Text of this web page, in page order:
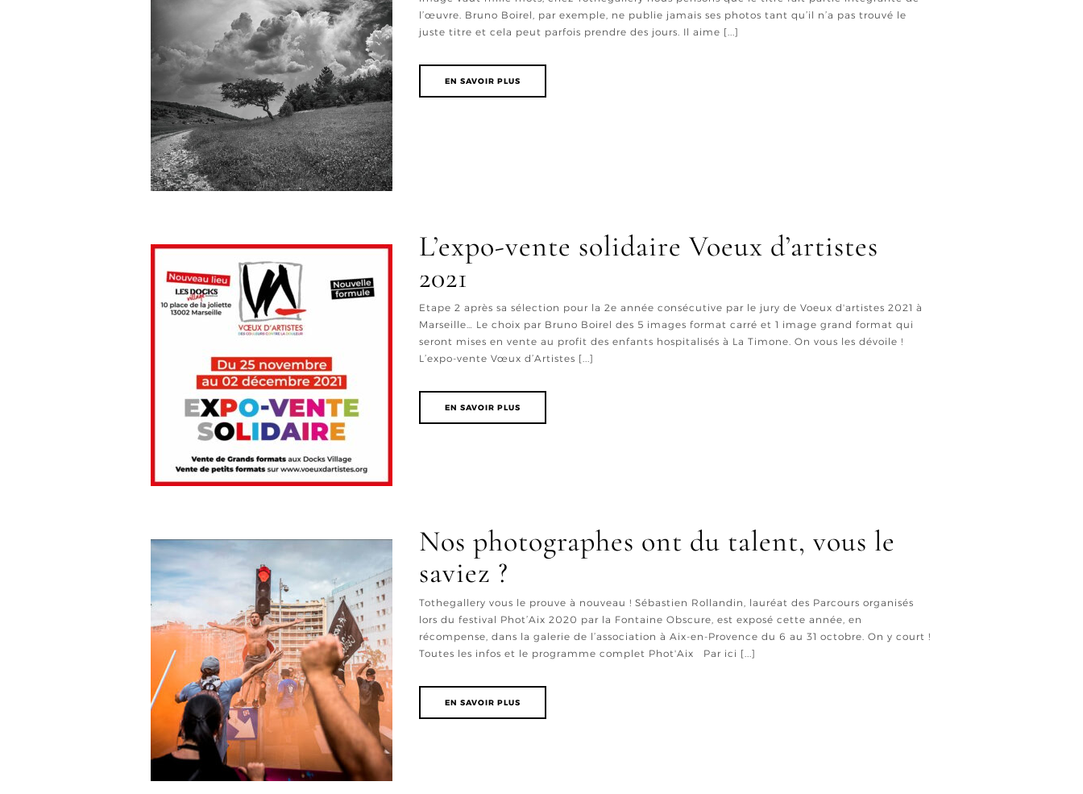
l’œuvre. Bruno Boirel, par exemple, ne publie jamais ses photos tant qu’il n’a pas trouvé le
juste titre et cela peut parfois prendre des jours. Il aime [...]
EN SAVOIR PLUS
L’expo-vente solidaire Voeux d’artistes
2021
Etape 2 après sa sélection pour la 2e année consécutive par le jury de Voeux d'artistes 2021 à
Marseille… Le choix par Bruno Boirel des 5 images format carré et 1 image grand format qui
seront mises en vente au profit des enfants hospitalisés à La Timone. On vous les dévoile !
L’expo-vente Vœux d’Artistes [...]
EN SAVOIR PLUS
Nos photographes ont du talent, vous le
saviez ?
Tothegallery vous le prouve à nouveau ! Sébastien Rollandin, lauréat des Parcours organisés
lors du festival Phot’Aix 2020 par la Fontaine Obscure, est exposé cette année, en
récompense, dans la galerie de l’association à Aix-en-Provence du 6 au 31 octobre. On y court !
Toutes les infos et le programme complet Phot'Aix Par ici [...]
EN SAVOIR PLUS